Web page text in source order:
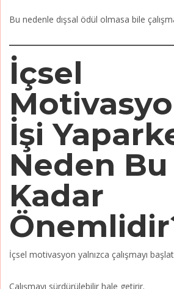
Bu nedenle dışsal ödül olmasa bile
İçsel
İşi
Neden Bu
Kadar
İçsel motivasyon yalnızca çalışmayı
Çalışmayı sürdürülebilir hale getirir.